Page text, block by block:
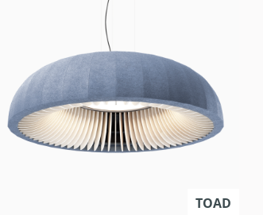
TOAD